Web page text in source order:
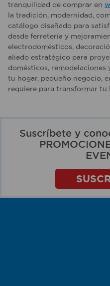
tranquilidad de comprar en
la tradición, modernidad,
catálogo diseñado para
desde ferretería y
electrodomésticos,
aliado estratégico para
domésticos,
tu hogar, pequeño negocio,
requiere para transformar tu
Suscríbete y